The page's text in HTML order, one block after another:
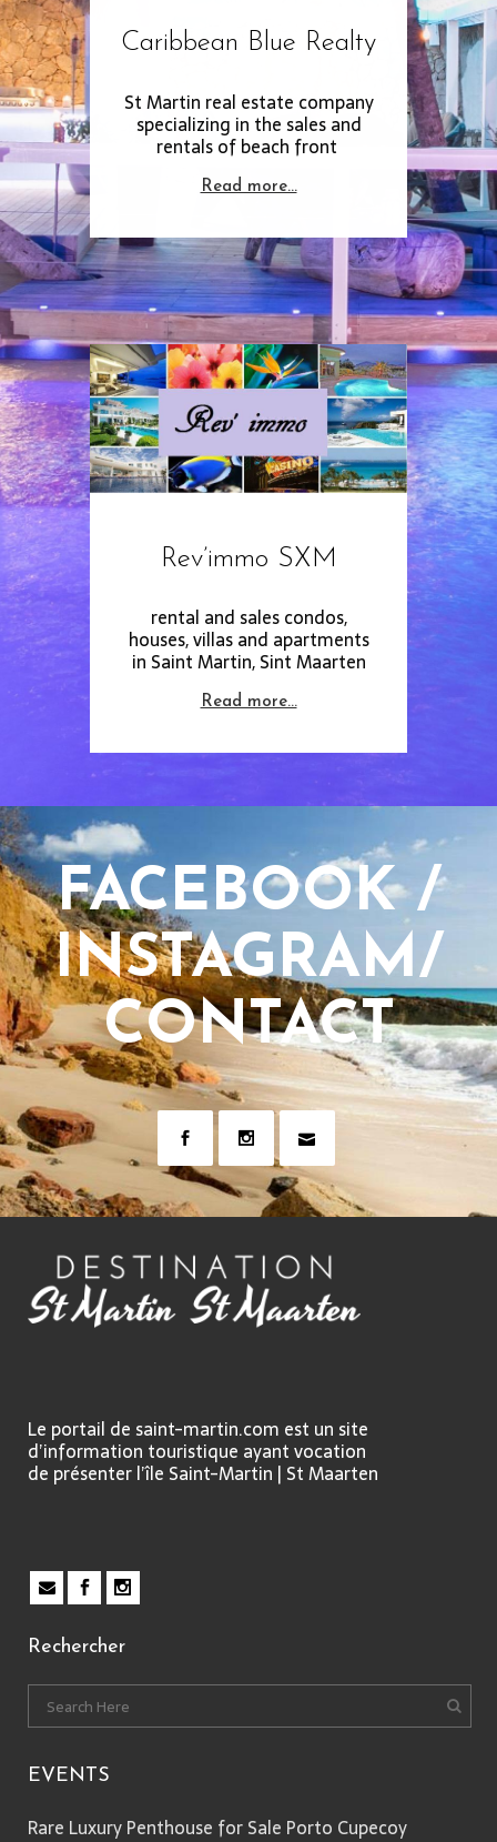
Caribbean Blue Realty
St Martin real estate company
specializing in the sales and
rentals of beach front
Read more…
Rev’immo SXM
rental and sales condos,
houses, villas and apartments
in Saint Martin, Sint Maarten
Read more…
FACEBOOK /
INSTAGRAM/
CONTACT
Le portail de saint-martin.com est un site
d’information touristique ayant vocation
de présenter l’île Saint-Martin | St Maarten
Rechercher
EVENTS
Rare Luxury Penthouse for Sale Porto Cupecoy